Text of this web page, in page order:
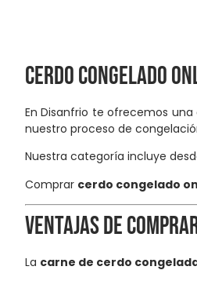
Cerdo congelado
En Disanfrio te ofrecemos
nuestro proceso de
Nuestra categoría incluye
Comprar cerdo congelado
Ventajas de
La carne de cerdo